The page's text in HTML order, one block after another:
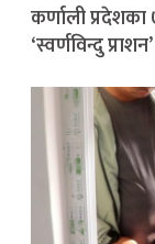
कर्णाली
‘स्वर्णविन्दु